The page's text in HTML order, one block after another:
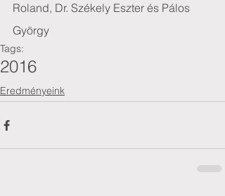
Roland, Dr. Székely Eszter és Pálos
György
Tags:
2016
Eredményeink